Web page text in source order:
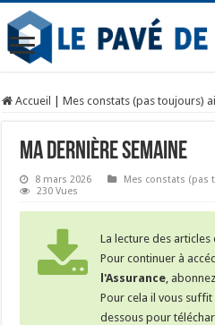
Accueil Mes constats (pas toujours)
MA DERNIÈRE SEMAINE
8 mars 2026
Mes constats (pas
230 Vues
La lecture des
Pour continuer à
l'Assurance ,
Pour cela il vous
dessous pour